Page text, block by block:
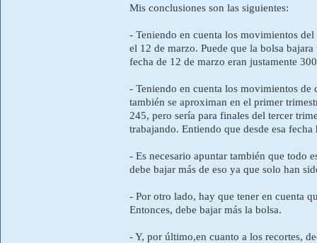
Mis conclusiones son las siguientes:
- Teniendo en cuenta los movimientos
el 12 de marzo. Puede que la bolsa
fecha de 12 de marzo eran justamente
- Teniendo en cuenta los movimientos de
también se aproximan en el primer
245, pero sería para finales del tercer
trabajando. Entiendo que desde esa
- Es necesario apuntar también que todo
debe bajar más de eso ya que solo han
- Por otro lado, hay que tener en cuenta
Entonces, debe bajar más la bolsa.
- Y, por último,en cuanto a los recortes,